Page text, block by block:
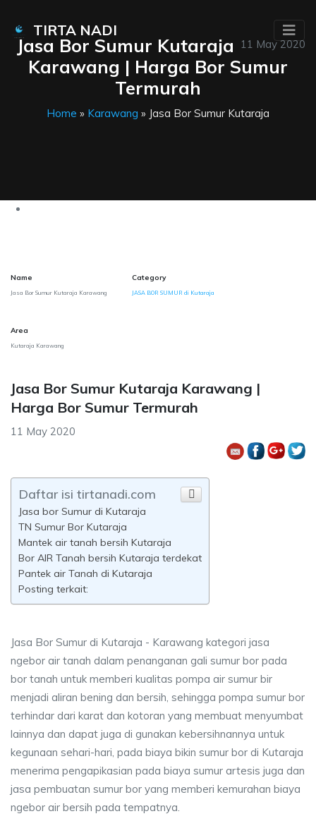
TIRTA NADI
11 May 2020
Jasa Bor Sumur Kutaraja
Karawang | Harga Bor Sumur
Termurah
Home » Karawang » Jasa Bor Sumur Kutaraja
Name
Jasa Bor Sumur Kutaraja Karawang
Category
JASA BOR SUMUR di Kutaraja
Area
Kutaraja Karawang
Jasa Bor Sumur Kutaraja Karawang |
Harga Bor Sumur Termurah
11 May 2020
Daftar isi tirtanadi.com
Jasa bor Sumur di Kutaraja
TN Sumur Bor Kutaraja
Mantek air tanah bersih Kutaraja
Bor AIR Tanah bersih Kutaraja terdekat
Pantek air Tanah di Kutaraja
Posting terkait:
Jasa Bor Sumur di Kutaraja - Karawang kategori jasa
ngebor air tanah dalam penanganan gali sumur bor pada
bor tanah untuk memberi kualitas pompa air sumur bir
menjadi aliran bening dan bersih, sehingga pompa sumur bor
terhindar dari karat dan kotoran yang membuat menyumbat
lainnya dan dapat juga di gunakan kebersihnannya untuk
kegunaan sehari-hari, pada biaya bikin sumur bor di Kutaraja
menerima pengapikasian pada biaya sumur artesis juga dan
jasa pembuatan sumur bor yang memberi kemurahan biaya
ngebor air bersih pada tempatnya.